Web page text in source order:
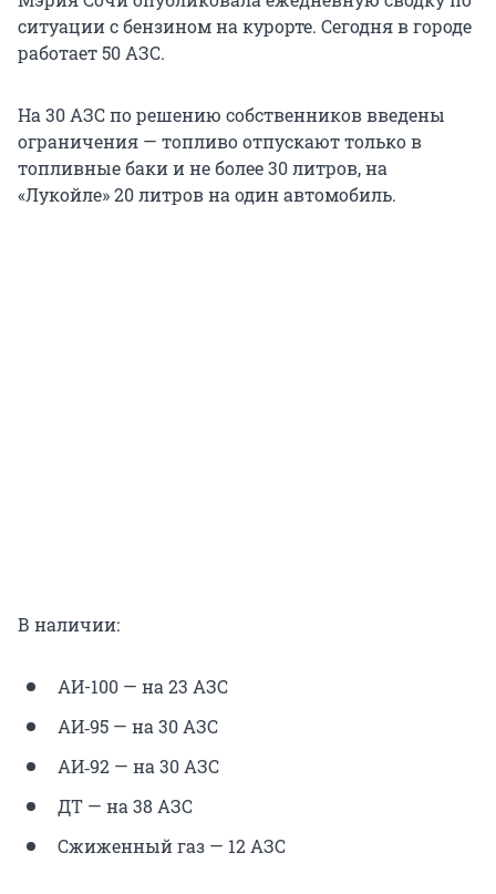
ситуации с бензином на курорте. Сегодня в городе
работает 50 АЗС.
На 30 АЗС по решению собственников введены
ограничения — топливо отпускают только в
топливные баки и не более 30 литров, на
«Лукойле» 20 литров на один автомобиль.
В наличии:
АИ-100 — на 23 АЗС
АИ‑95 — на 30 АЗС
АИ‑92 — на 30 АЗС
ДТ — на 38 АЗС
Сжиженный газ — 12 АЗС